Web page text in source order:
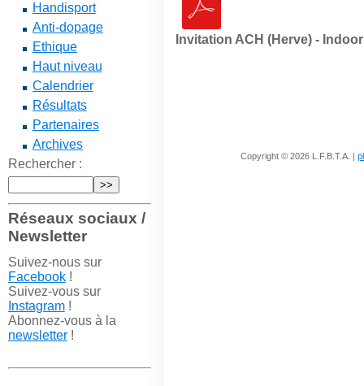
Handisport
Anti-dopage
Ethique
Haut niveau
Calendrier
Résultats
Partenaires
Archives
Rechercher :
Réseaux sociaux /
Newsletter
Suivez-nous sur
Facebook!
Suivez-vous sur
Instagram!
Abonnez-vous à la
newsletter!
Invitation ACH (Herve) -
Copyright © 2026 L.F.B.T.A. |